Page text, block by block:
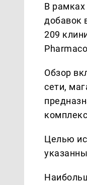
В
добавок
209
Обзор
сети,
Целью